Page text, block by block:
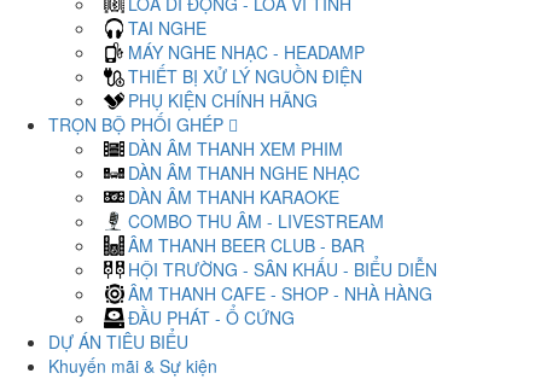
TAI NGHE
MÁY NGHE NHẠC - HEADAMP
THIẾT BỊ XỬ LÝ NGUỒN ĐIỆN
PHỤ KIỆN CHÍNH HÃNG
TRỌN BỘ PHỐI GHÉP
DÀN ÂM THANH XEM PHIM
DÀN ÂM THANH NGHE NHẠC
DÀN ÂM THANH KARAOKE
COMBO THU ÂM - LIVESTREAM
ÂM THANH BEER CLUB - BAR
HỘI TRƯỜNG - SÂN KHẤU - BIỂU DIỄN
ÂM THANH CAFE - SHOP - NHÀ HÀNG
ĐẦU PHÁT - Ổ CỨNG
DỰ ÁN TIÊU BIỂU
Khuyến mãi & Sự kiện